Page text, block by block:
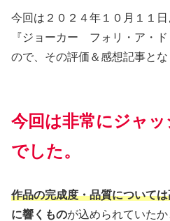
今回は２０２４年１０月１１
『ジョーカー フォリ・ア・
ので、その評価＆感想記事とな
今回は非常にジャ
でした。
作品の完成度・品質について
に響くものが込められていた